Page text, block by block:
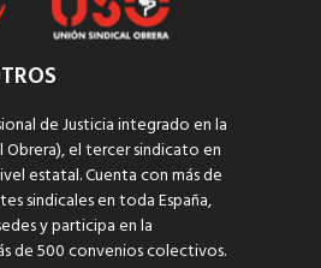
de Justicia integrado en la
Obrera), el tercer sindicato en
estatal. Cuenta con más de
sindicales en toda España,
y participa en la
de 500 convenios colectivos.